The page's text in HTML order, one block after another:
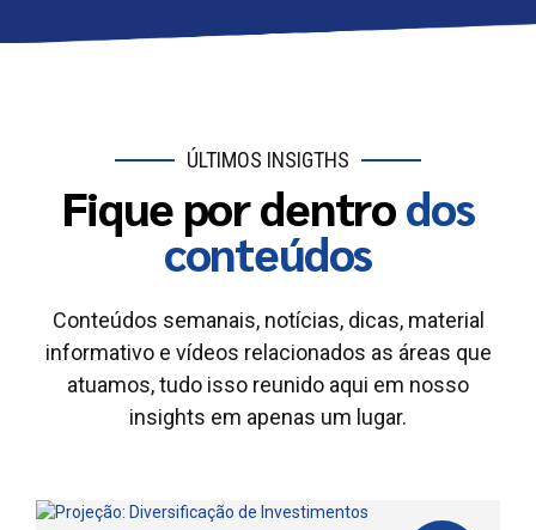
ÚLTIMOS INSIGTHS
Fique por dentrodos
conteúdos
Conteúdos semanais, notícias, dicas, material
informativo e vídeos relacionados as áreas que
atuamos, tudo isso reunido aqui em nosso
insights em apenas um lugar.